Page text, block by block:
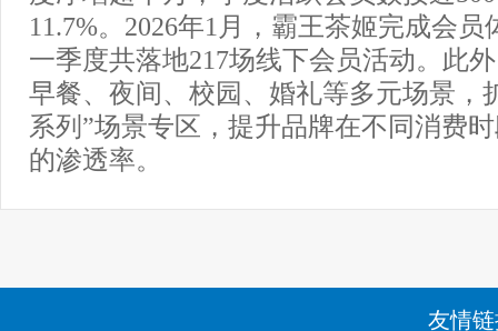
11.7%。2026年1月，霸王茶姬完成会
一季度共落地217场线下会员活动。此
早餐、夜间、校园、婚礼等多元场景，
系列”场景专区，提升品牌在不同消费
的渗透率。
友情